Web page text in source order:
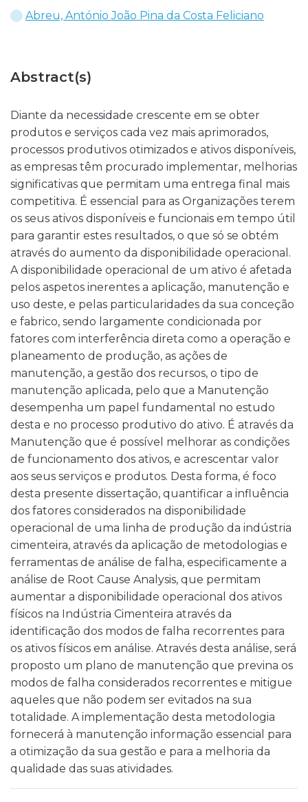
Abreu, António João Pina da Costa Feliciano
Abstract(s)
Diante da necessidade crescente em se obter
produtos e serviços cada vez mais aprimorados,
processos produtivos otimizados e ativos disponíveis,
as empresas têm procurado implementar, melhorias
significativas que permitam uma entrega final mais
competitiva. É essencial para as Organizações terem
os seus ativos disponíveis e funcionais em tempo útil
para garantir estes resultados, o que só se obtém
através do aumento da disponibilidade operacional.
A disponibilidade operacional de um ativo é afetada
pelos aspetos inerentes a aplicação, manutenção e
uso deste, e pelas particularidades da sua conceção
e fabrico, sendo largamente condicionada por
fatores com interferência direta como a operação e
planeamento de produção, as ações de
manutenção, a gestão dos recursos, o tipo de
manutenção aplicada, pelo que a Manutenção
desempenha um papel fundamental no estudo
desta e no processo produtivo do ativo. É através da
Manutenção que é possível melhorar as condições
de funcionamento dos ativos, e acrescentar valor
aos seus serviços e produtos. Desta forma, é foco
desta presente dissertação, quantificar a influência
dos fatores considerados na disponibilidade
operacional de uma linha de produção da indústria
cimenteira, através da aplicação de metodologias e
ferramentas de análise de falha, especificamente a
análise de Root Cause Analysis, que permitam
aumentar a disponibilidade operacional dos ativos
físicos na Indústria Cimenteira através da
identificação dos modos de falha recorrentes para
os ativos físicos em análise. Através desta análise, será
proposto um plano de manutenção que previna os
modos de falha considerados recorrentes e mitigue
aqueles que não podem ser evitados na sua
totalidade. A implementação desta metodologia
fornecerá à manutenção informação essencial para
a otimização da sua gestão e para a melhoria da
qualidade das suas atividades.